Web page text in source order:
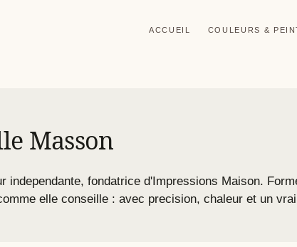
ACCUEIL COULEURS &
Masson
independante, fondatrice d'Impressions Maison.
elle conseille : avec precision, chaleur et un